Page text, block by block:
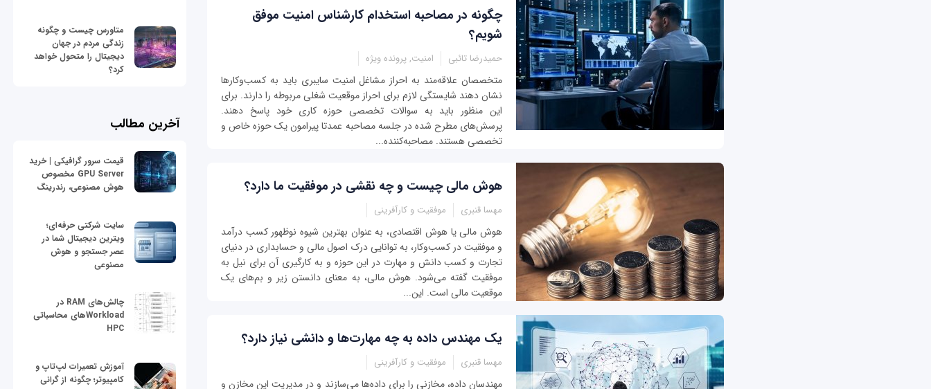
چگونه در مصاحبه استخدام کارشناس امنیت موفق
شویم؟
حمیدرضا تائبی امنیت, پرونده ویژه
متخصصان علاقه‌مند به احراز مشاغل امنیت سایبری باید به کسب‌وکارها
نشان دهند شایستگی لازم برای احراز موقعیت شغلی مربوطه را دارند. برای
این منظور باید به سوالات تخصصی حوزه کاری خود پاسخ دهند.
پرسش‌های مطرح شده در جلسه مصاحبه عمدتا پیرامون یک حوزه خاص و
تخصصی هستند. مصاحبه‌کننده...
هوش مالی چیست و چه نقشی در موفقیت ما دارد؟
مهسا قنبری موفقیت و کارآفرینی
هوش مالی یا هوش اقتصادی، به عنوان بهترین شیوه نوظهور کسب درآمد
و موفقیت در کسب‌و‌کار، به توانایی درک اصول مالی و حسابداری در دنیای
تجارت و کسب دانش و مهارت در این حوزه و به کارگیری آن برای نیل به
موفقیت گفته می‌شود. هوش مالی، به معنای دانستن زیر و بم‌های یک
موقعیت مالی است. این...
یک مهندس داده به چه مهارت‌ها و دانشی نیاز دارد؟
مهسا قنبری موفقیت و کارآفرینی
مهندسان داده، مخازنی را برای داده‌ها می‌سازند و در مدیریت این مخازن و
متاورس چیست و چگونه
زندگی مردم در جهان
دیجیتال را متحول خواهد
کرد؟
آخرین مطالب
قیمت سرور گرافیکی | خرید
GPU Server مخصوص
هوش مصنوعی، رندرینگ
سایت شرکتی حرفه‌ای؛
ویترین دیجیتال شما در
عصر جستجو و هوش
مصنوعی
چالش‌های RAM در
Workloadهای محاسباتی
HPC
آموزش تعمیرات لپ‌تاپ و
کامپیوتر؛ چگونه از گرانی